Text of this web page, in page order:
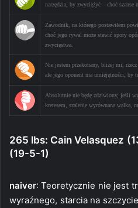
narzędzia, by zwyciężyć – choć szanse
Zawodnik, na którego postawiłem
choć jego rywal może stawić spory
zwycięstwa.
Nie jestem przekonany, bliżej mi,
ale jego oponent ma umiejętności, by
Absolutnie nie będę zdziwiony, jeśli
kretesem, szalenie wyrównana walka,
265 lbs: Cain Velasquez
(19-5-1)
naiver: Teoretycznie nie jest
wyraźnego, starcia na